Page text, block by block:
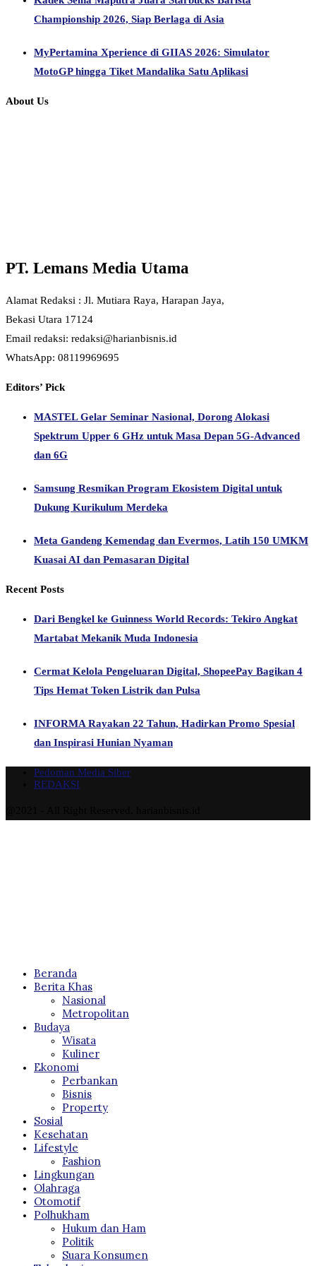
Championship 2026, Siap Berlaga di Asia
MyPertamina Xperience di GIIAS 2026: Simulator
MotoGP hingga Tiket Mandalika Satu Aplikasi
About Us
PT. Lemans Media Utama
Alamat Redaksi : Jl. Mutiara Raya, Harapan Jaya,
Bekasi Utara 17124
Email redaksi: redaksi@harianbisnis.id
WhatsApp: 08119969695
Editors’ Pick
MASTEL Gelar Seminar Nasional, Dorong Alokasi
Spektrum Upper 6 GHz untuk Masa Depan 5G-Advanced
dan 6G
Samsung Resmikan Program Ekosistem Digital untuk
Dukung Kurikulum Merdeka
Meta Gandeng Kemendag dan Evermos, Latih 150 UMKM
Kuasai AI dan Pemasaran Digital
Recent Posts
Dari Bengkel ke Guinness World Records: Tekiro Angkat
Martabat Mekanik Muda Indonesia
Cermat Kelola Pengeluaran Digital, ShopeePay Bagikan 4
Tips Hemat Token Listrik dan Pulsa
INFORMA Rayakan 22 Tahun, Hadirkan Promo Spesial
dan Inspirasi Hunian Nyaman
Pedoman Media Siber
REDAKSI
Beranda
Berita Khas
Nasional
Metropolitan
Budaya
Wisata
Kuliner
Ekonomi
Perbankan
Bisnis
Property
Sosial
Kesehatan
Lifestyle
Fashion
Lingkungan
Olahraga
Otomotif
Polhukham
Hukum dan Ham
Politik
Suara Konsumen